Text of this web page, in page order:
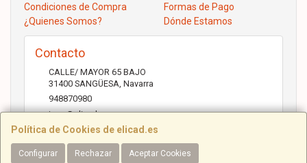
Política de Cookies de elicad.es
Configurar Rechazar Aceptar Cookies
Condiciones de Compra
Formas de Pago
¿Quienes Somos?
Dónde Estamos
Contacto
CALLE/ MAYOR 65 BAJO
31400 SANGÜESA Navarra
948870980
jose@elicad.com
Horario